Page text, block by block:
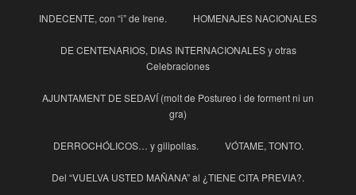
INDECENTE, con “i” de Irene. HOMENAJES NACIONALES
DE CENTENARIOS, DIAS INTERNACIONALES y otras
Celebraciones
AJUNTAMENT DE SEDAVÍ (molt de Postureo i de forment ni un
gra)
DERROCHÓLICOS… y gilipollas. VÓTAME, TONTO.
Del “VUELVA USTED MAÑANA” al ¿TIENE CITA PREVIA?.